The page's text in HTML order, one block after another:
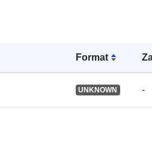
Format
UNKNOWN -